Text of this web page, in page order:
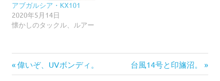
アブガルシア・KX101
2020年5月14日
懐かしのタックル、ルアー
投
前
の
偉いぞ、UVボンディ。
次
の
台風14号と印旛沼。